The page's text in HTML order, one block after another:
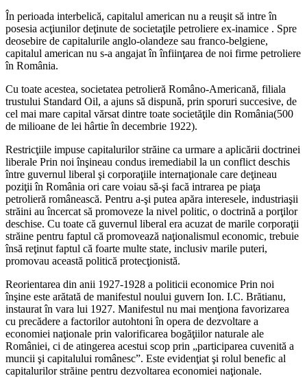
În perioada interbelică, capitalul american nu a reuşit să intre în
posesia acţiunilor deţinute de societaţile petroliere ex-inamice . Spre
deosebire de capitalurile anglo-olandeze sau franco-belgiene,
capitalul american nu s-a angajat în înfiinţarea de noi firme petroliere
în România.
Cu toate acestea, societatea petrolieră Româno-Americană, filiala
trustului Standard Oil, a ajuns să dispună, prin sporuri succesive, de
cel mai mare capital vărsat dintre toate societăţile din România(500
de milioane de lei hârtie în decembrie 1922).
Restricţiile impuse capitalurilor străine ca urmare a aplicării doctrinei
liberale Prin noi înşineau condus iremediabil la un conflict deschis
între guvernul liberal şi corporaţiile internaţionale care deţineau
poziţii în România ori care voiau să-şi facă intrarea pe piaţa
petrolieră românească. Pentru a-şi putea apăra interesele, industriaşii
străini au încercat să promoveze la nivel politic, o doctrină a porţilor
deschise. Cu toate că guvernul liberal era acuzat de marile corporaţii
străine pentru faptul că promovează naţionalismul economic, trebuie
însă reţinut faptul că foarte multe state, inclusiv marile puteri,
promovau această politică protecţionistă.
Reorientarea din anii 1927-1928 a politicii economice Prin noi
înşine este arătată de manifestul noului guvern Ion. I.C. Brătianu,
instaurat în vara lui 1927. Manifestul nu mai menţiona favorizarea
cu precădere a factorilor autohtoni în opera de dezvoltare a
economiei naţionale prin valorificarea bogăţiilor naturale ale
României, ci de atingerea acestui scop prin „participarea cuvenită a
muncii şi capitalului românesc”. Este evidenţiat şi rolul benefic al
capitalurilor străine pentru dezvoltarea economiei naţionale.